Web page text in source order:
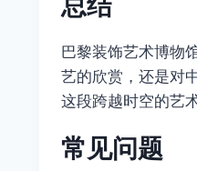
巴黎装饰艺术博物
艺的欣赏，还是对
这段跨越时空的艺
常见问题